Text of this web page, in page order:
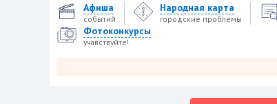
Афиша
событий
Народная карта
городские проблемы
Фотоконкурсы
учавствуйте!